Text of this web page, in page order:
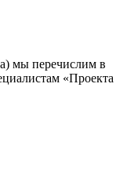
мы перечислим в
«Проекта